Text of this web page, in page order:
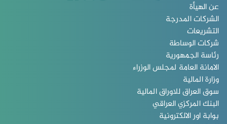
عن الهيأة
الشركات المدرجة
التشريعات
شركات الوساطة
رئاسة الجمهورية
الامانة العامة لمجلس الوزراء
وزارة المالية
سوق العراق للاوراق المالية
البنك المركزي العراقي
بوابة اور الالكترونية